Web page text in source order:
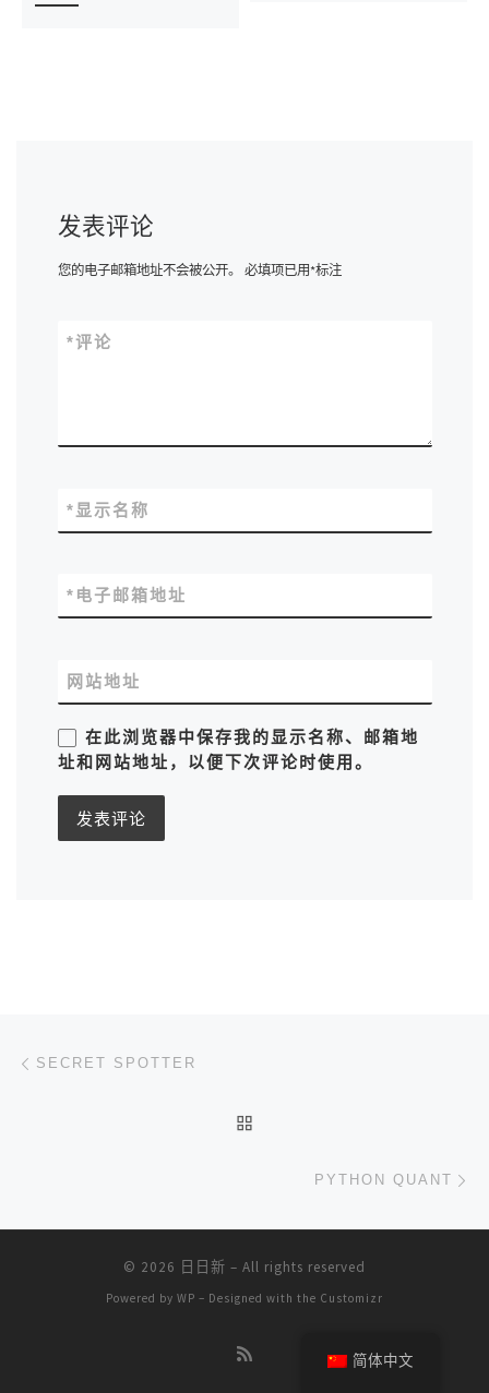
发表评论
您的电子邮箱地址不会被公开。 必填项已用*标注
评论
*
显示名称
*
电子邮箱地址
*
网站地址
在此浏览器中保存我的显示名称、邮箱地
址和网站地址，以便下次评论时使用。
文章导航
SECRET SPOTTER
PYTHON QUANT
© 2026 日日新 – All rights reserved
Powered by WP – Designed with the Customizr
简体中文